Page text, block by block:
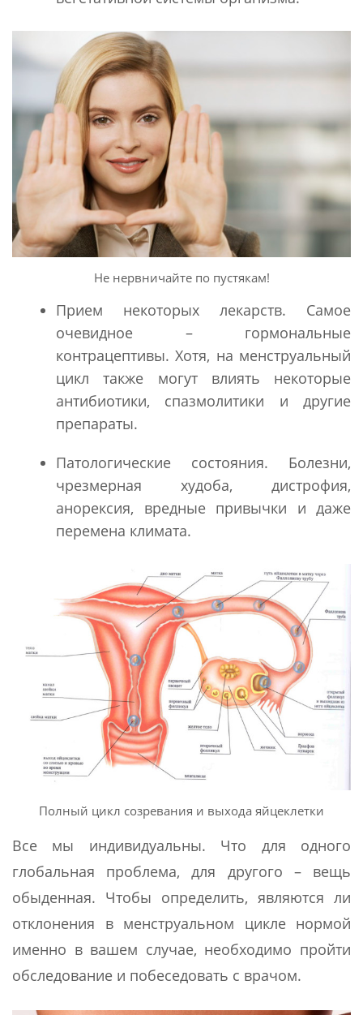
Не нервничайте по пустякам!
Прием некоторых лекарств. Самое
очевидное – гормональные
контрацептивы. Хотя, на менструальный
цикл также могут влиять некоторые
антибиотики, спазмолитики и другие
препараты.
Патологические состояния. Болезни,
чрезмерная худоба, дистрофия,
анорексия, вредные привычки и даже
перемена климата.
Полный цикл созревания и выхода яйцеклетки
Все мы индивидуальны. Что для одного
глобальная проблема, для другого – вещь
обыденная. Чтобы определить, являются ли
отклонения в менструальном цикле нормой
именно в вашем случае, необходимо пройти
обследование и побеседовать с врачом.